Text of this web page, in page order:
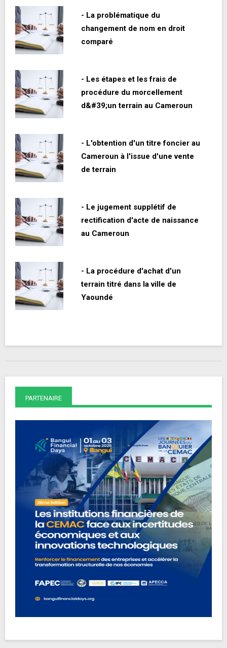
- La problématique du
changement de nom en droit
comparé
- Les étapes et les frais de
procédure du morcellement
d&#39;un terrain au Cameroun
- L'obtention d'un titre foncier au
Cameroun à l'issue d'une vente
de terrain
- Le jugement supplétif de
rectification d'acte de naissance
au Cameroun
- La procédure d'achat d'un
terrain titré dans la ville de
Yaoundé
PARTENAIRE